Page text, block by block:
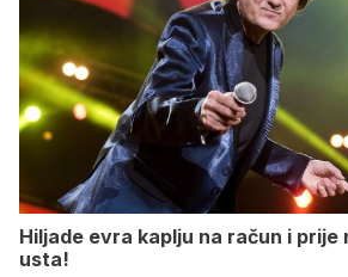
Hiljade evra kaplju na račun i
usta!